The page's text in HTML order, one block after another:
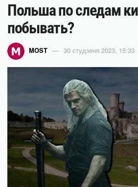
Польша по следам
побывать?
MOST 30 студзеня 2023, 15:33